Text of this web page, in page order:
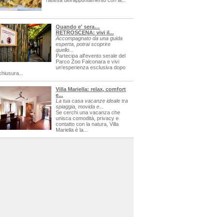
Quando e' sera…
RETROSCENA: vivi il...
Accompagnato da una guida
esperta, potrai scoprire
quello...
Partecipa all'evento serale del
Parco Zoo Falconara e vivi
un'esperienza esclusiva dopo
Villa Mariella: relax, comfort
e...
La tua casa vacanze ideale tra
spiaggia, movida e...
Se cerchi una vacanza che
unisca comodità, privacy e
contatto con la natura, Villa
Mariella è la...